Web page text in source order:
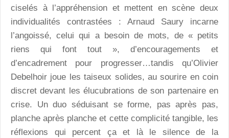
ciselés à l’appréhension et mettent en scène deux
individualités contrastées : Arnaud Saury incarne
l’angoissé, celui qui a besoin de mots, de « petits
riens qui font tout », d’encouragements et
d’encadrement pour progresser…tandis qu’Olivier
Debelhoir joue les taiseux solides, au sourire en coin
discret devant les élucubrations de son partenaire en
crise. Un duo séduisant se forme, pas après pas,
planche après planche et cette complicité tangible, les
réflexions qui percent ça et là le silence de la